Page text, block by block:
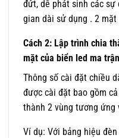
đứt, dễ phát sinh các sự
gian dài sử dụng . 2
Cách 2: Lập trình chia
mặt của biển led ma trận
Thông số cài đặt chiều
được cài đặt bao gồm
thành 2 vùng tương ứng
Ví dụ: Với bảng hiệu